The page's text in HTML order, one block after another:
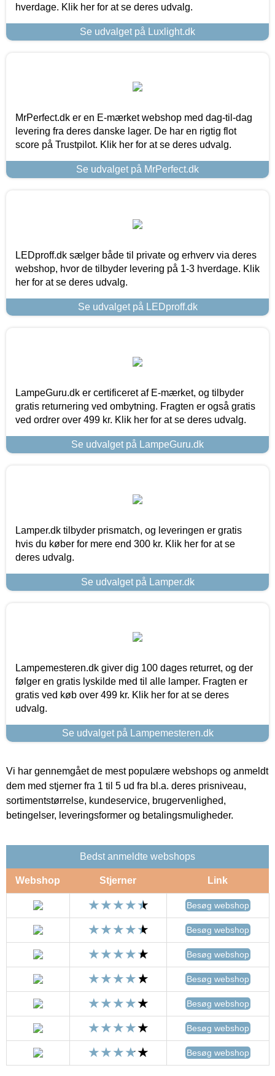
hverdage. Klik her for at se deres udvalg.
Se udvalget på Luxlight.dk
MrPerfect.dk er en E-mærket webshop med dag-til-dag
levering fra deres danske lager. De har en rigtig flot
score på Trustpilot. Klik her for at se deres udvalg.
Se udvalget på MrPerfect.dk
LEDproff.dk sælger både til private og erhverv via deres
webshop, hvor de tilbyder levering på 1-3 hverdage. Klik
her for at se deres udvalg.
Se udvalget på LEDproff.dk
LampeGuru.dk er certificeret af E-mærket, og tilbyder
gratis returnering ved ombytning. Fragten er også gratis
ved ordrer over 499 kr. Klik her for at se deres udvalg.
Se udvalget på LampeGuru.dk
Lamper.dk tilbyder prismatch, og leveringen er gratis
hvis du køber for mere end 300 kr. Klik her for at se
deres udvalg.
Se udvalget på Lamper.dk
Lampemesteren.dk giver dig 100 dages returret, og der
følger en gratis lyskilde med til alle lamper. Fragten er
gratis ved køb over 499 kr. Klik her for at se deres
udvalg.
Se udvalget på Lampemesteren.dk
Vi har gennemgået de mest populære webshops og anmeldt
dem med stjerner fra 1 til 5 ud fra bl.a. deres prisniveau,
sortimentstørrelse, kundeservice, brugervenlighed,
betingelser, leveringsformer og betalingsmuligheder.
Bedst anmeldte webshops
Webshop Stjerner Link
Besøg webshop
Besøg webshop
Besøg webshop
Besøg webshop
Besøg webshop
Besøg webshop
Besøg webshop